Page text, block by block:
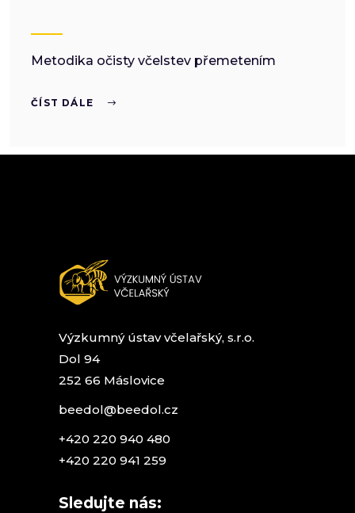
Metodika očisty včelstev přemetením
ČÍST DÁLE
Výzkumný ústav včelařský, s.r.o.
Dol 94
252 66 Máslovice
beedol@beedol.cz
+420 220 940 480
+420 220 941 259
Sledujte nás: